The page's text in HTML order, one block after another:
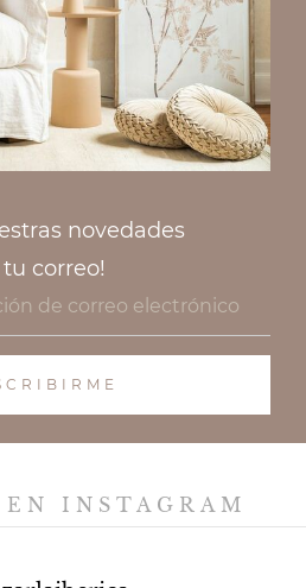
novedades
correo!
INSTAGRAM